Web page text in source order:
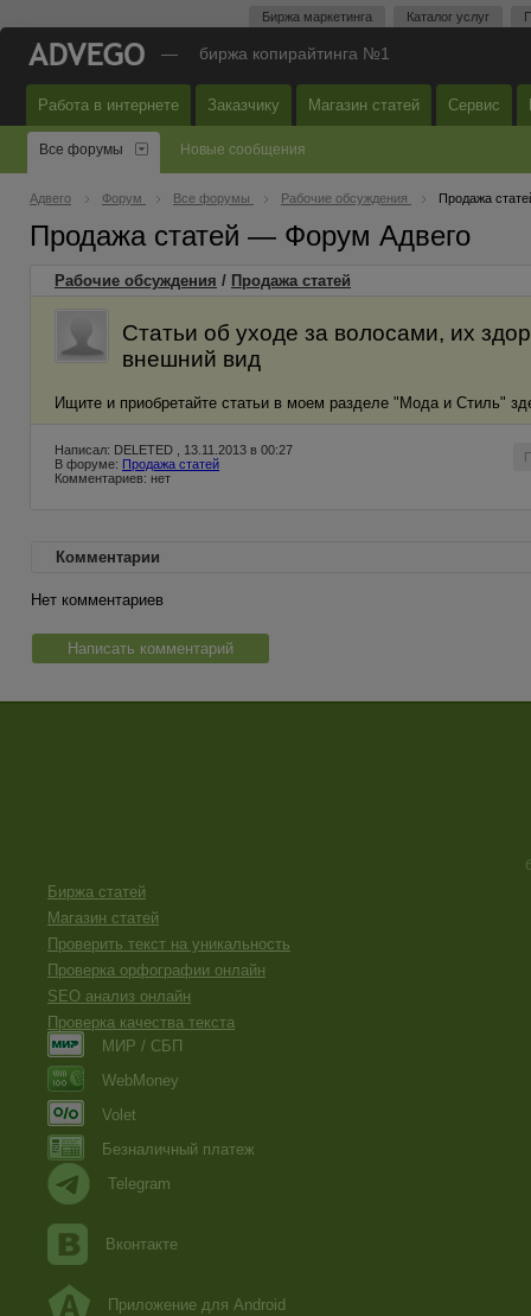
Биржа маркетинга Каталог услуг
— биржа копирайтинга №1
Работа в интернете Заказчику Магазин статей Сервис
Все форумы Новые сообщения
Адвего Форум Все форумы Рабочие обсуждения Продажа
Продажа статей — Форум Адвего
Рабочие обсуждения / Продажа статей
Статьи об уходе за волосами, их
внешний вид
Ищите и приобретайте статьи в моем разделе "Мода и Стиль"
Написал: DELETED , 13.11.2013 в 00:27
В форуме: Продажа статей
Комментариев: нет
Комментарии
Нет комментариев
Написать комментарий
Биржа статей
Магазин статей
Проверить текст на уникальность
Проверка орфографии онлайн
SEO анализ онлайн
Проверка качества текста
МИР / СБП
WebMoney
Volet
Безналичный платеж
Telegram
Вконтакте
Приложение для Android